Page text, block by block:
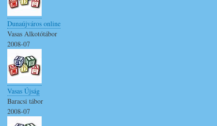
Dunaújváros online
Vasas Alkotótábor
2008-07
Vasas Újság
Baracsi tábor
2008-07